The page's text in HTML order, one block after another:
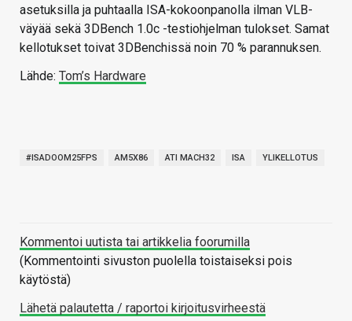
asetuksilla ja puhtaalla ISA-kokoonpanolla ilman VLB-
väyää sekä 3DBench 1.0c -testiohjelman tulokset. Samat
kellotukset toivat 3DBenchissä noin 70 % parannuksen.
Lähde: Tom’s Hardware
#ISADOOM25FPS AM5X86 ATI MACH32 ISA YLIKELLOTUS
Kommentoi uutista tai artikkelia foorumilla
(Kommentointi sivuston puolella toistaiseksi pois
käytöstä)
Lähetä palautetta / raportoi kirjoitusvirheestä